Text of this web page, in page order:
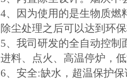
4、因为使用的是生物质燃
除尘处理之后可以达到环保
5、我司研发的全自动控制
进料、点火、高温停炉，
6、安全:缺水，超温保护